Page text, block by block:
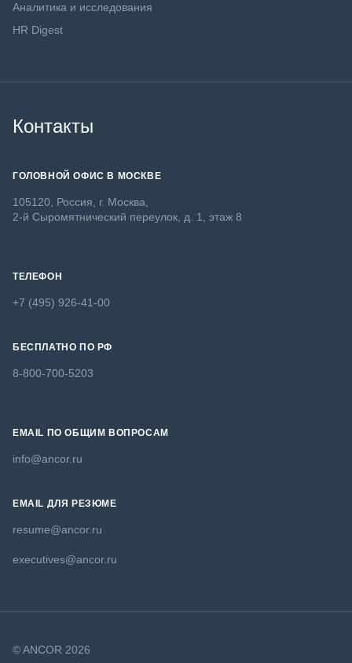
Аналитика и исследования
HR Digest
Контакты
ГОЛОВНОЙ ОФИС В МОСКВЕ
105120, Россия, г. Москва,
2-й Сыромятнический переулок, д. 1, этаж 8
ТЕЛЕФОН
+7 (495) 926-41-00
БЕСПЛАТНО ПО РФ
8-800-700-5203
EMAIL ПО ОБЩИМ ВОПРОСАМ
info@ancor.ru
EMAIL ДЛЯ РЕЗЮМЕ
resume@ancor.ru
executives@ancor.ru
© ANCOR 2026